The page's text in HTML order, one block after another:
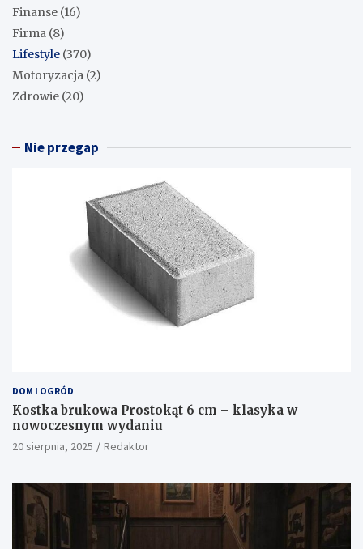
Finanse (16)
Firma (8)
Lifestyle (370)
Motoryzacja (2)
Zdrowie (20)
Nie przegap
DOM I OGRÓD
Kostka brukowa Prostokąt 6 cm – klasyka w
nowoczesnym wydaniu
20 sierpnia, 2025 Redaktor